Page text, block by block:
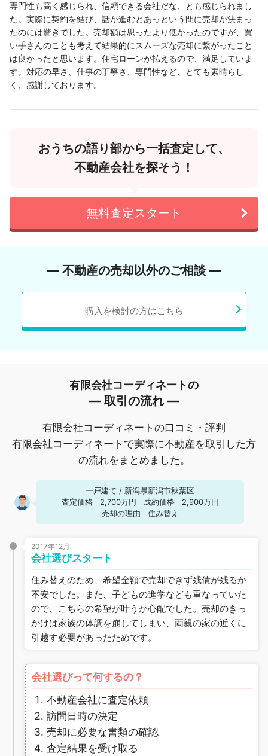
専門性も高く感じられ、信頼できる会社だな、とも感じられまし
た。実際に契約を結び、話が進むとあっという間に売却が決まっ
たのには驚きでした。売却額は思ったより低かったのですが、買
い手さんのことも考えて結果的にスムーズな売却に繋がったこと
は良かったと思います。住宅ローンが払えるので、満足していま
す。対応の早さ、仕事の丁寧さ、専門性など、とても素晴らし
く、感謝しております。
おうちの語り部から一括査定して、
不動産会社を探そう！
無料査定スタート
― 不動産の売却以外のご相談 ―
購入を検討の方はこちら
有限会社コーディネートの
― 取引の流れ ―
有限会社コーディネートの口コミ・評判
有限会社コーディネートで実際に不動産を取引した方
の流れをまとめました。
一戸建て / 新潟県新潟市秋葉区
査定価格
2,700万円 成約価格
2,900万円
売却の理由
住み替え
2017年12月
会社選びスタート
住み替えのため、希望金額で売却できず残債が残るか
不安でした。また、子どもの進学なども重なっていた
ので、こちらの希望が叶うか心配でした。売却のきっ
かけは家族の体調を崩してしまい、両親の家の近くに
引越す必要があったためです。
会社選びって何するの？
不動産会社に査定依頼
訪問日時の決定
売却に必要な書類の確認
査定結果を受け取る